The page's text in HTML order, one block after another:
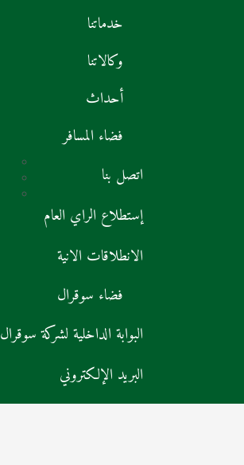
خدماتنا
وكالاتنا
أحداث
فضاء المسافر
اتصل بنا
إستطلاع الراي العام
الانطلاقات الانية
فضاء سوقرال
البوابة الداخلية لشركة سوقرال
البريد الإلكتروني